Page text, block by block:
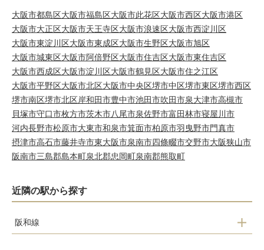
大阪市都島区大阪市福島区大阪市此花区大阪市西区大阪市港区
大阪市大正区大阪市天王寺区大阪市浪速区大阪市西淀川区
大阪市東淀川区大阪市東成区大阪市生野区大阪市旭区
大阪市城東区大阪市阿倍野区大阪市住吉区大阪市東住吉区
大阪市西成区大阪市淀川区大阪市鶴見区大阪市住之江区
大阪市平野区大阪市北区大阪市中央区堺市中区堺市東区堺市西区
堺市南区堺市北区岸和田市豊中市池田市吹田市泉大津市高槻市
貝塚市守口市枚方市茨木市八尾市泉佐野市富田林市寝屋川市
河内長野市松原市大東市和泉市箕面市柏原市羽曳野市門真市
摂津市高石市藤井寺市東大阪市泉南市四條畷市交野市大阪狭山市
阪南市三島郡島本町泉北郡忠岡町泉南郡熊取町
近隣の駅から探す
阪和線